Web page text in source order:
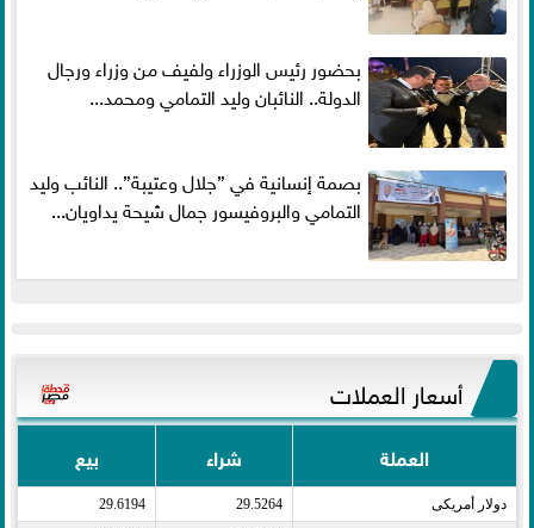
بحضور رئيس الوزراء ولفيف من وزراء ورجال
الدولة.. النائبان وليد التمامي ومحمد...
بصمة إنسانية في ”جلال وعتيبة”.. النائب وليد
التمامي والبروفيسور جمال شيحة يداويان...
أسعار العملات
العملة شراء بيع
دولار أمريكى​ 29.5264
29.6194